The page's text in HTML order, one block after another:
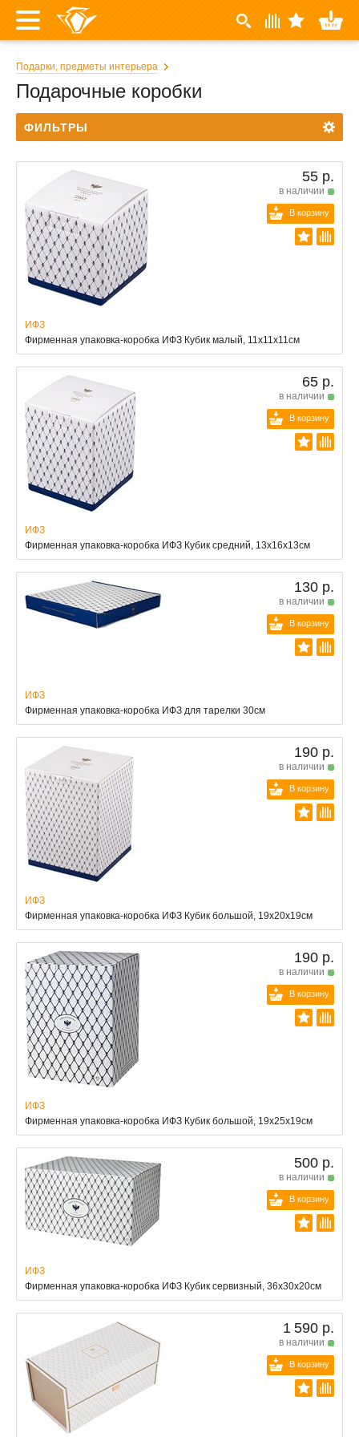
Подарки, предметы интерьера
Подарочные коробки
ФИЛЬТРЫ
55 р.
в наличии
В корзину
ИФЗ
Фирменная упаковка-коробка ИФЗ Кубик малый, 11х11х11см
65 р.
в наличии
В корзину
ИФЗ
Фирменная упаковка-коробка ИФЗ Кубик средний, 13х16х13см
130 р.
в наличии
В корзину
ИФЗ
Фирменная упаковка-коробка ИФЗ для тарелки 30см
190 р.
в наличии
В корзину
ИФЗ
Фирменная упаковка-коробка ИФЗ Кубик большой, 19х20х19см
190 р.
в наличии
В корзину
ИФЗ
Фирменная упаковка-коробка ИФЗ Кубик большой, 19х25х19см
500 р.
в наличии
В корзину
ИФЗ
Фирменная упаковка-коробка ИФЗ Кубик сервизный, 36х30х20см
1 590 р.
в наличии
В корзину